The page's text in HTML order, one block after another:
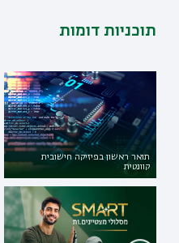
תוכניות דומות
תואר ראשון בפיזיקה חישובית
קוונטית